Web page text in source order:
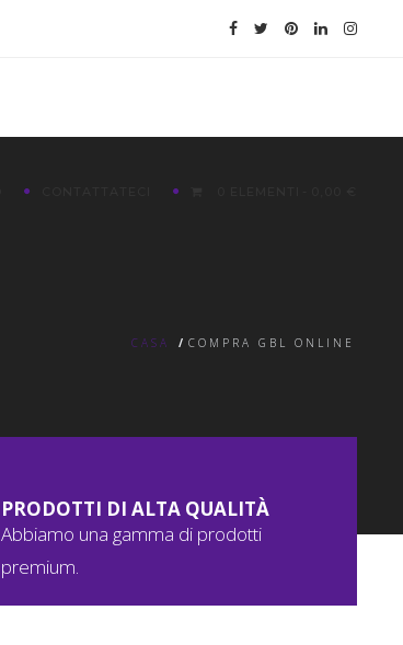
CASA / COMPRA GBL ONLINE
PRODOTTI DI ALTA QUALITÀ
Abbiamo una gamma di prodotti
premium.